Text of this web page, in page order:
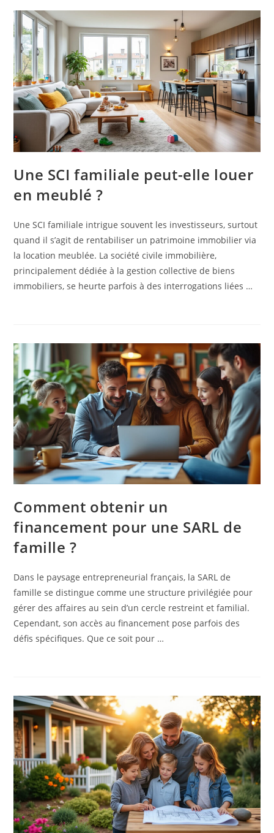
Une SCI familiale peut-elle louer
en meublé ?
Une SCI familiale intrigue souvent les investisseurs, surtout
quand il s’agit de rentabiliser un patrimoine immobilier via
la location meublée. La société civile immobilière,
principalement dédiée à la gestion collective de biens
immobiliers, se heurte parfois à des interrogations liées …
Comment obtenir un
financement pour une SARL de
famille ?
Dans le paysage entrepreneurial français, la SARL de
famille se distingue comme une structure privilégiée pour
gérer des affaires au sein d’un cercle restreint et familial.
Cependant, son accès au financement pose parfois des
défis spécifiques. Que ce soit pour …